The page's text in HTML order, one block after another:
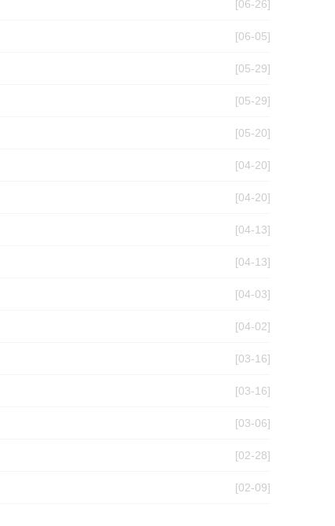
[06-26]
[06-05]
[05-29]
[05-29]
[05-20]
[04-20]
[04-20]
[04-13]
[04-13]
[04-03]
[04-02]
[03-16]
[03-16]
[03-06]
[02-28]
[02-09]